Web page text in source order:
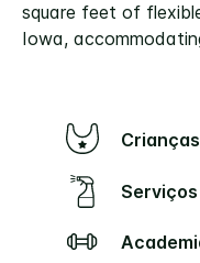
square feet of
Iowa,